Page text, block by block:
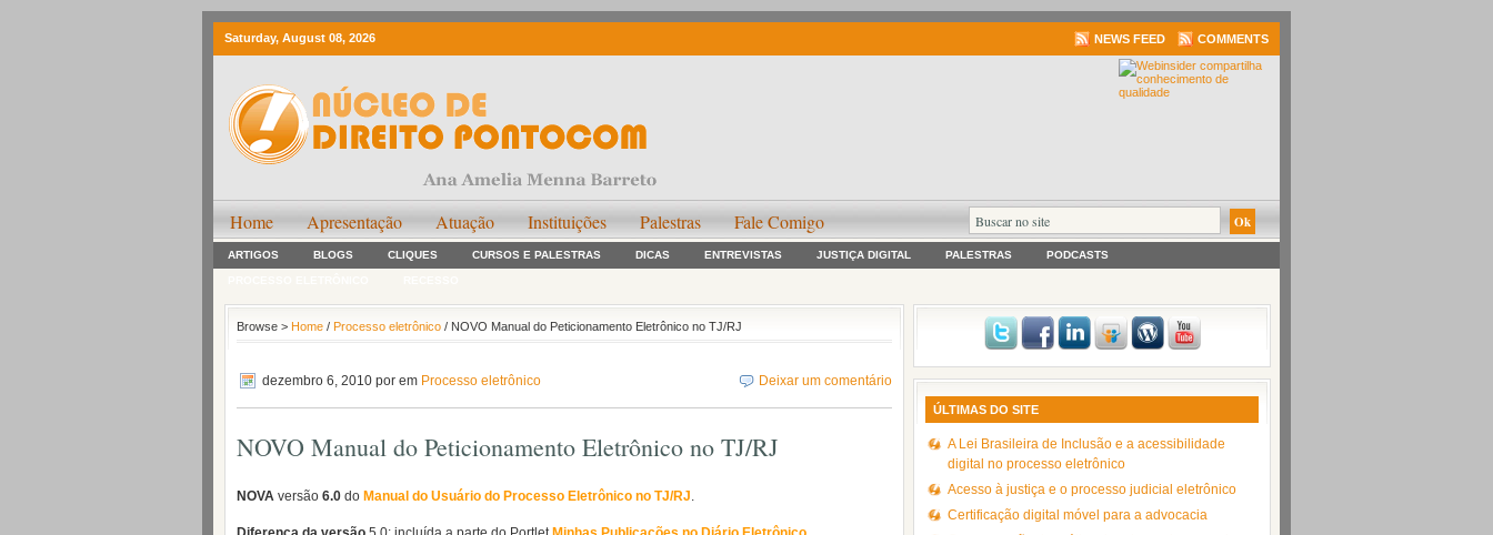
Saturday, August 08, 2026 NEWS FEED COMMENTS
Home Apresentação Atuação Instituições Palestras Fale Comigo
ARTIGOS BLOGS CLIQUES CURSOS E PALESTRAS DICAS ENTREVISTAS JUSTIÇA DIGITAL PALESTRAS PODCASTS
Browse > Home / Processo eletrônico / NOVO Manual do Peticionamento Eletrônico no TJ/RJ
dezembro 6, 2010 por em Processo eletrônico Deixar um comentário
NOVO Manual do Peticionamento Eletrônico no TJ/RJ
NOVA versão 6.0 do Manual do Usuário do Processo Eletrônico no TJ/RJ.
ÚLTIMAS DO SITE
A Lei Brasileira de Inclusão e a acessibilidade
digital no processo eletrônico
Acesso à justiça e o processo judicial eletrônico
Certificação digital móvel para a advocacia